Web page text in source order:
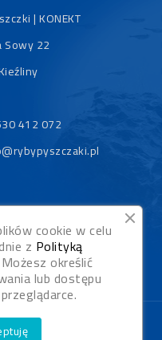
| KONEKT
Sowy 22
412 072
cookie w celu
z Polityką
określić
lub dostępu